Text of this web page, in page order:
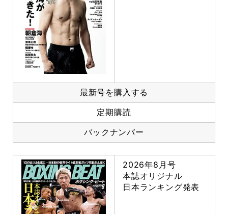
最新号を購入する
定期購読
バックナンバー
2026年8月号
本誌オリジナル
日本ランキング発表